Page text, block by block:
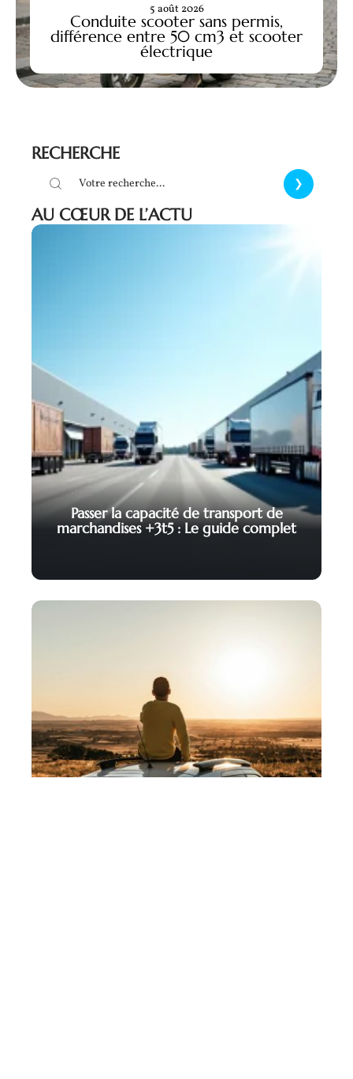
Conduite scooter sans permis,
différence entre 50 cm3 et scooter
électrique
5 août 2026
RECHERCHE
AU CŒUR DE L’ACTU
Passer la capacité de transport de
marchandises +3t5 : Le guide complet